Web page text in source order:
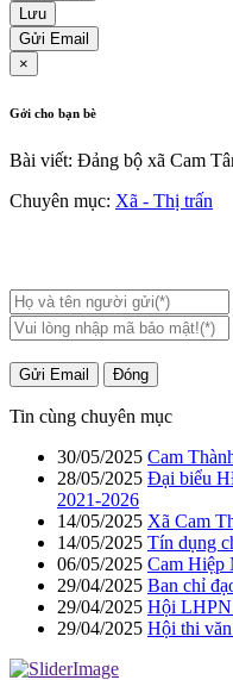
Lưu
Gửi Email
×
Gởi cho bạn bè
Bài viết: Đảng bộ xã Cam
Chuyên mục: Xã - Thị trấn
Gửi Email Đóng
Tin cùng chuyên mục
30/05/2025 Cam
28/05/2025 Đại biểu
2021-2026
14/05/2025 Xã Cam
14/05/2025 Tín dụng
06/05/2025 Cam Hiệp
29/04/2025 Ban chỉ
29/04/2025 Hội LHPN
29/04/2025 Hội thi